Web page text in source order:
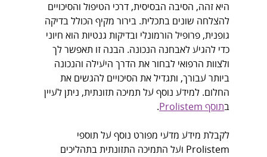
היא זהה, הסיבה הבסיסית, דרכי הטיפול והסיכויים
להצלחה שונים בתכלית. בירור מקיף הכולל בדיקה
גופנית, פרופיל הורמונלי ובדיקות גנטיות הוא חיוני
כדי להגיע לאבחנה הנכונה. הבנה זו תאפשר לך
ולצוות הרפואי לבחור את הדרך היעילה והנכונה
ביותר עבורך, ותגדיל את הסיכויים להגשים את
החלום. למידע נוסף על תמיכה תזונתית, ניתן לעיין
בתוסף Prolistem .
לקבלת מידע מדעי מפורט נוסף על תוספי
Prolistem ועל התמיכה התזונתית בתהליכים